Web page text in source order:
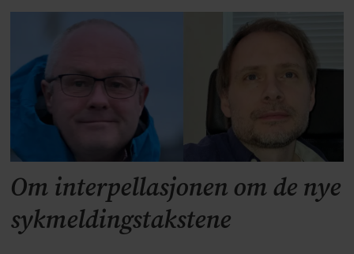
Om interpellasjonen om de nye
sykmeldingstakstene